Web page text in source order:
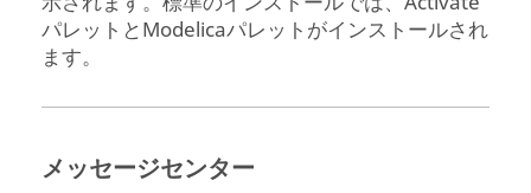
パレットとModelicaパレットがインストールされ
ます。
メッセージセンター